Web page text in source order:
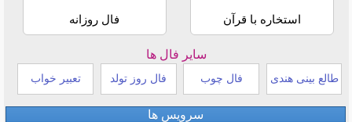
استخاره با قرآن فال روزانه
سایر فال ها
طالع بینی هندی فال چوب فال روز تولد تعبیر خواب
سرویس ها